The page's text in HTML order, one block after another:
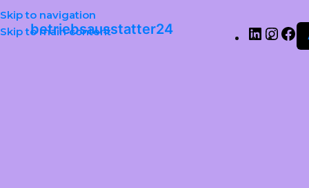
Skip to navigation
Skip to main content
betriebsausstatter24